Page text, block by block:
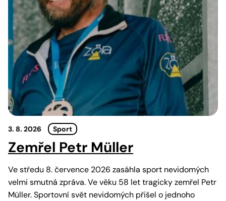
3. 8. 2026 Sport
Zemřel Petr Müller
Ve středu 8. července 2026 zasáhla sport nevidomých
velmi smutná zpráva. Ve věku 58 let tragicky zemřel Petr
Müller. Sportovní svět nevidomých přišel o jednoho